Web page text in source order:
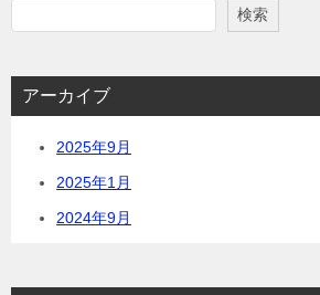
検索
アーカイブ
2025年9月
2025年1月
2024年9月